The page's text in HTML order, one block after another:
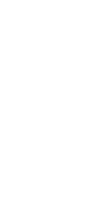
En
rock y
usaban